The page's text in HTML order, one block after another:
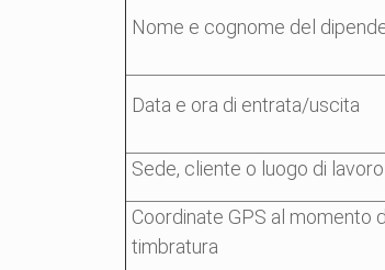
Nome e cognome del
Data e ora di entrata/uscita
Sede, cliente o luogo di lavoro
Coordinate GPS al momento
timbratura